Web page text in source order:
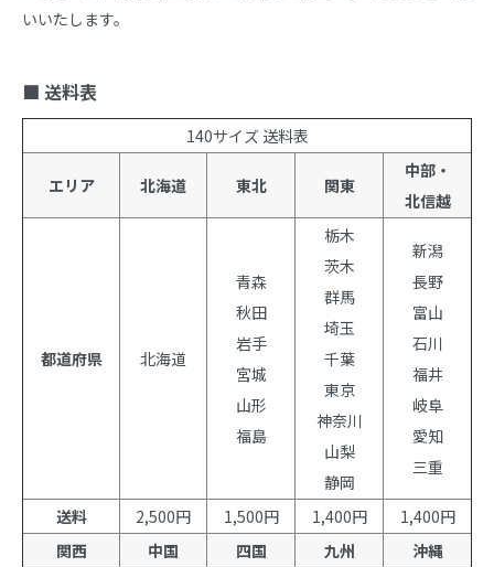
いいたします。
■ 送料表
140サイズ 送料表
エリア 北海道 東北 関東
中部・
北信越
都道府県 北海道
青森
秋田
岩手
宮城
山形
福島
栃木
茨木
群馬
埼玉
千葉
東京
神奈川
山梨
静岡
新潟
長野
富山
石川
福井
岐阜
愛知
三重
送料 2,500円 1,500円 1,400円
1,400円
関西
中国 四国 九州 沖縄